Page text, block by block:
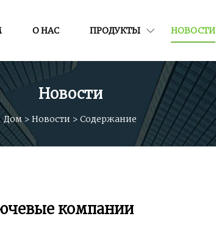
О НАС ПРОДУКТЫ НОВОСТИ
Новости
Дом > Новости > Содержание
компании